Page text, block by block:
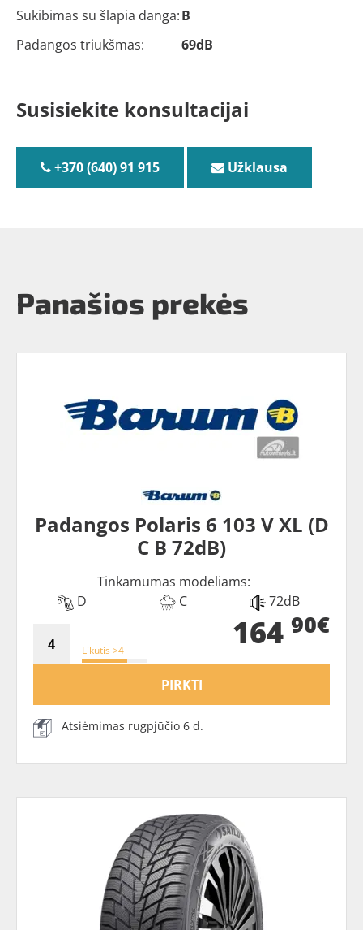
Sukibimas su šlapia danga:B
Padangos triukšmas:
69dB
Susisiekite konsultacijai
+370 (640) 91 915 Užklausa
Panašios prekės
Padangos Polaris 6 103 V XL (D
C B 72dB)
Tinkamumas modeliams:
D
C 72dB
Likutis >4 164 90€
PIRKTI
Atsiėmimas rugpjūčio 6 d.